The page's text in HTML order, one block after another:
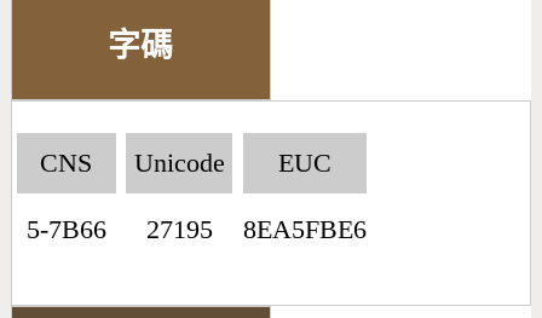
字碼
CNS
5-7B66
Unicode
27195
EUC
8EA5FBE6